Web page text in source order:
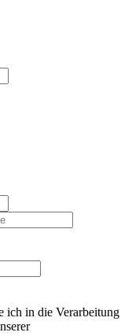
in die Verarbeitung